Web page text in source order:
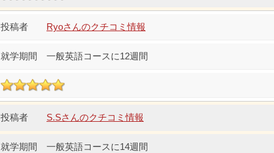
Ryoさんのクチコミ情報
一般英語コースに12週間
S.Sさんのクチコミ情報
一般英語コースに14週間